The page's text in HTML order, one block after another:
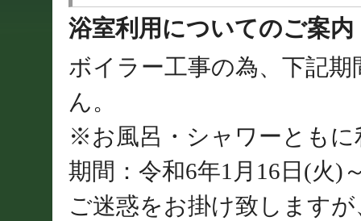
浴室利用についてのご案内
ボイラー工事の為、下記
ん。
※お風呂・シャワーとも
期間：令和6年1月16日(火)
ご迷惑をお掛け致します